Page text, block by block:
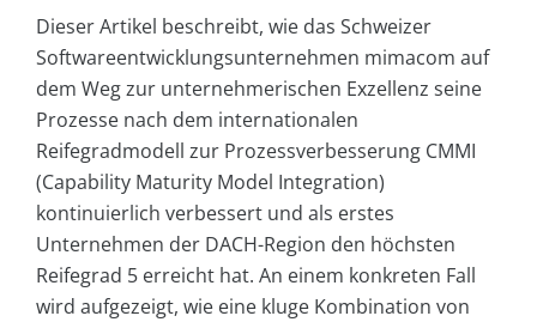
Dieser Artikel beschreibt, wie das Schweizer
Softwareentwicklungsunternehmen mimacom auf
dem Weg zur unternehmerischen Exzellenz seine
Prozesse nach dem internationalen
Reifegradmodell zur Prozessverbesserung CMMI
(Capability Maturity Model Integration)
kontinuierlich verbessert und als erstes
Unternehmen der DACH-Region den höchsten
Reifegrad 5 erreicht hat. An einem konkreten Fall
wird aufgezeigt, wie eine kluge Kombination von